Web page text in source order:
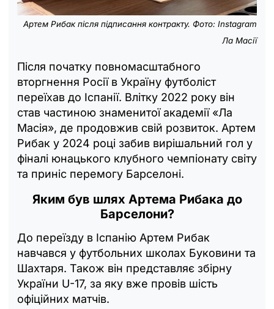
Артем Рибак після підписання контракту. Фото: Instagram
Ла Масії
Після початку повномасштабного
вторгнення Росії в Україну футболіст
переїхав до Іспанії. Влітку 2022 року він
став частиною знаменитої академії «Ла
Масія», де продовжив свій розвиток. Артем
Рибак у 2024 році забив вирішальний гол у
фіналі юнацького клубного чемпіонату світу
та приніс перемогу Барселоні.
Яким був шлях Артема Рибака до
Барселони?
До переїзду в Іспанію Артем Рибак
навчався у футбольних школах Буковини та
Шахтаря. Також він представляє збірну
України U-17, за яку вже провів шість
офіційних матчів.